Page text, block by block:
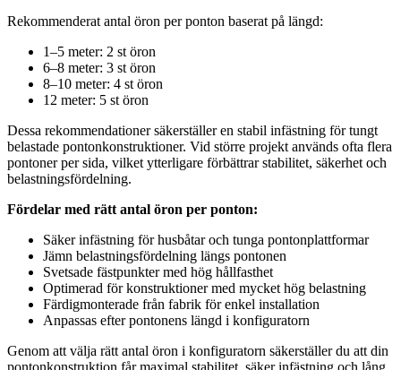
Rekommenderat antal öron per ponton baserat på längd:
1–5 meter: 2 st öron
6–8 meter: 3 st öron
8–10 meter: 4 st öron
12 meter: 5 st öron
Dessa rekommendationer säkerställer en stabil infästning för tungt
belastade pontonkonstruktioner. Vid större projekt används ofta flera
pontoner per sida, vilket ytterligare förbättrar stabilitet, säkerhet och
belastningsfördelning.
Fördelar med rätt antal öron per ponton:
Säker infästning för husbåtar och tunga pontonplattformar
Jämn belastningsfördelning längs pontonen
Svetsade fästpunkter med hög hållfasthet
Optimerad för konstruktioner med mycket hög belastning
Färdigmonterade från fabrik för enkel installation
Anpassas efter pontonens längd i konfiguratorn
Genom att välja rätt antal öron i konfiguratorn säkerställer du att din